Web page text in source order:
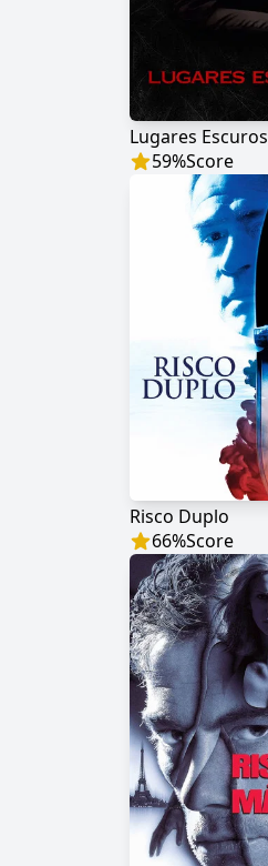
Lugares Escuros
59%Score
Risco Duplo
66%Score